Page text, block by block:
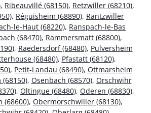
, Ribeauvillé (68150), Retzwiller (68210),
, Réguisheim (68890), Rantzwiller
le-Haut (68220), Ranspach-le-Bas
(68470), Rammersmatt (68800),
, Raedersdorf (68480), Pulversheim
(68480), Pfastatt (68120),
, Petit-Landau (68490), Ottmarsheim
, Osenbach (68570), Orschwihr
, Oltingue (68480), Oderen (68830),
(68600), Obermorschwiller (68130),